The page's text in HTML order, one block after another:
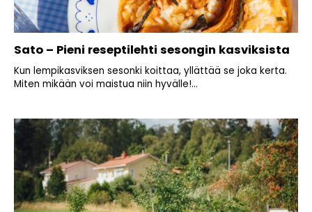
Sato – Pieni reseptilehti sesongin kasviksista
Kun lempikasviksen sesonki koittaa, yllättää se joka kerta.
Miten mikään voi maistua niin hyvälle!...